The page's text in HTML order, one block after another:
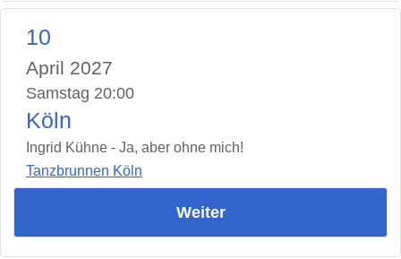
10
April 2027
Samstag 20:00
Köln
Ingrid Kühne - Ja, aber ohne mich!
Tanzbrunnen Köln
Weiter